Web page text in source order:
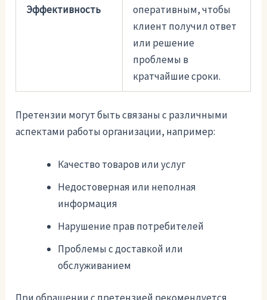
Эффективность
оперативным, чтобы
клиент получил ответ
или решение
проблемы в
кратчайшие сроки.
Претензии могут быть связаны с различными
аспектами работы организации, например:
Качество товаров или услуг
Недостоверная или неполная
информация
Нарушение прав потребителей
Проблемы с доставкой или
обслуживанием